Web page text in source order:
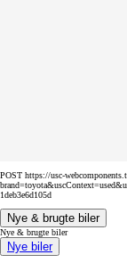
POST https://usc-
1deb3e6d105d
Nye & brugte biler
Nye & brugte biler
Nye biler